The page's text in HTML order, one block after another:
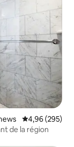
Évaluation
4,96 (295)
de la région